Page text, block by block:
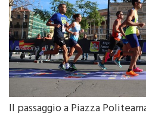
Il passaggio a Piazza